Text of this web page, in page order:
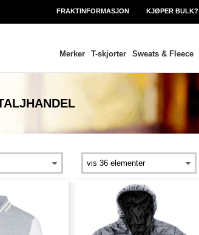
FRAKTINFORMASJON KJØPER BULK?
Merker T-skjorter Sweats & Fleece